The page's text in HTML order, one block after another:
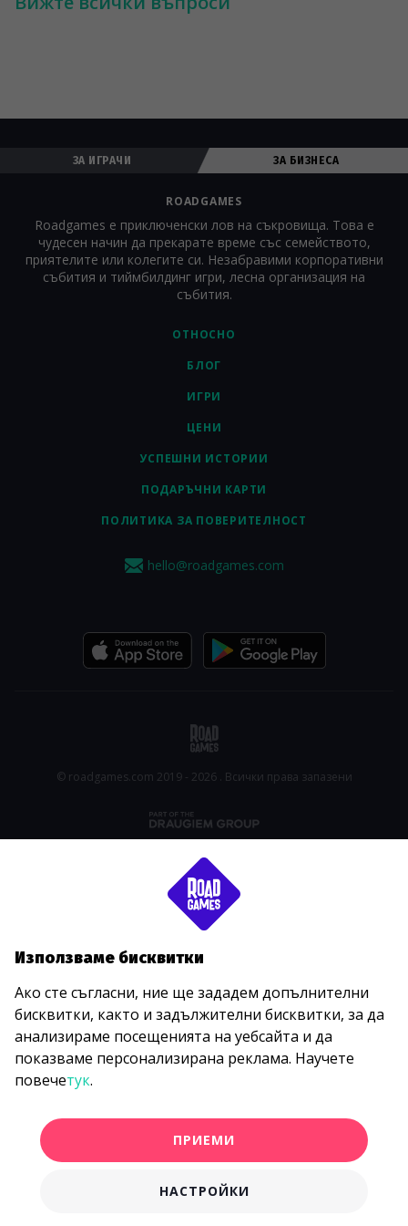
Определят се от формата, избран за събитието. Услуги за
ЗА ИГРАЧИ ЗА БИЗНЕСА
ОТНОСНО
БЛОГ
ИГРИ
ЦЕНИ
УСПЕШНИ ИСТОРИИ
ПОДАРЪЧНИ КАРТИ
ПОЛИТИКА ЗА ПОВЕРИТЕЛНОСТ
ROADGAMES
Roadgames е приключенски лов на съкровища. Това е
чудесен начин да прекарате време със семейството,
приятелите или колегите си. Незабравими корпоративни
събития и тиймбилдинг игри, лесна организация на
събития.
hello@roadgames.com
© roadgames.com 2019 - 2026 . Всички права запазени
Използваме бисквитки
Ако сте съгласни, ние ще зададем допълнителни
бисквитки, както и задължителни бисквитки, за да
анализираме посещенията на уебсайта и да
показваме персонализирана реклама. Научете
повечетук.
ПРИЕМИ
НАСТРОЙКИ